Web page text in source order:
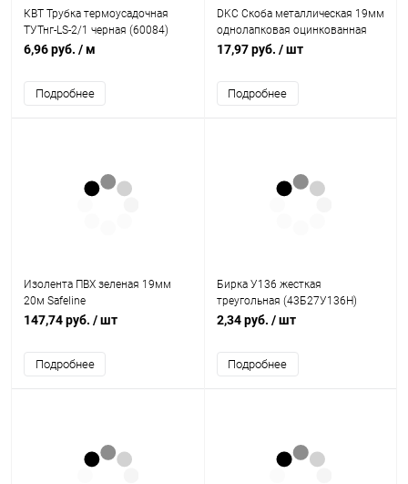
КВТ Трубка термоусадочная
ТУТнг-LS-2/1 черная (60084)
6,96 руб. / м
Подробнее
DKC Скоба металлическая 19мм
однолапковая оцинкованная
(53342)
17,97 руб. / шт
Подробнее
Изолента ПВХ зеленая 19мм
20м Safeline
147,74 руб. / шт
Подробнее
Бирка У136 жесткая
треугольная (43Б27У136Н)
2,34 руб. / шт
Подробнее